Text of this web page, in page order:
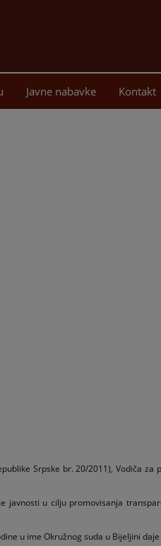
Javne nabavke Kontakt
Srpske br. 20/2011), Vodiča
javnosti u cilju promovisanja
u ime Okružnog suda u Bijeljini